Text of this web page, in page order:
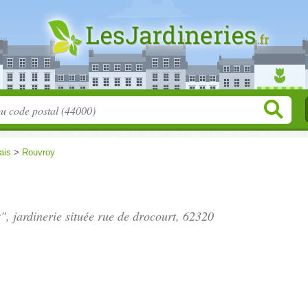
> Rouvroy
jardinerie située rue de drocourt, 62320